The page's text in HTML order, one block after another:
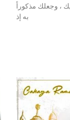
، وجعلك مذكوراً
به إذ